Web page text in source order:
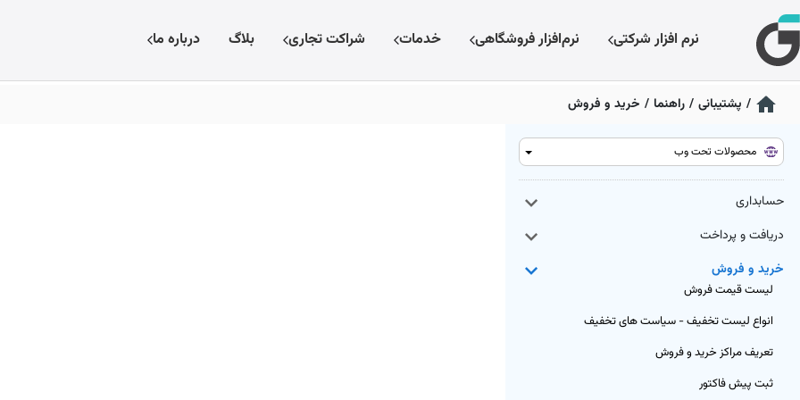
نرم افزار شرکتی نرم‌افزار فروشگاهی خدمات شراکت تجاری بلاگ درباره ما
/ پشتیبانی / راهنما / خرید و فروش
محصولات تحت وب
حسابداری
دریافت و پرداخت
خرید و فروش
لیست قیمت فروش
انواع لیست تخفیف - سیاست های تخفیف
تعریف مراکز خرید و فروش
ثبت پیش فاکتور